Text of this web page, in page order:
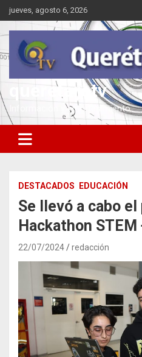
Saltar
al
contenido
jueves, agosto 6, 2026
queretarotv
Información y entretenimiento
DESTACADOS EDUCACIÓN
Se llevó a cabo
Hackathon
22/07/2024 redacción